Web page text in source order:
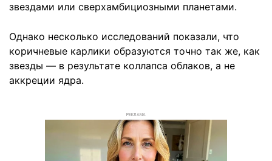
звездами или сверхамбициозными планетами.
Однако несколько исследований показали, что
коричневые карлики образуются точно так же, как
звезды — в результате коллапса облаков, а не
аккреции ядра.
РЕКЛАМА